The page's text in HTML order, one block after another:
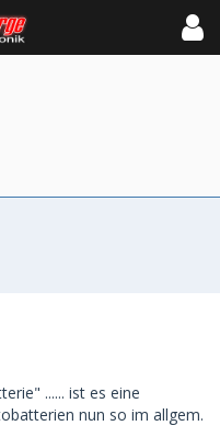
...... ist es eine
nun so im allgem.